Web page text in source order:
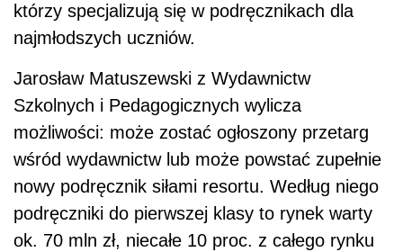
którzy specjalizują się w podręcznikach dla
najmłodszych uczniów.
Jarosław Matuszewski z Wydawnictw
Szkolnych i Pedagogicznych wylicza
możliwości: może zostać ogłoszony przetarg
wśród wydawnictw lub może powstać zupełnie
nowy podręcznik siłami resortu. Według niego
podręczniki do pierwszej klasy to rynek warty
ok. 70 mln zł, niecałe 10 proc. z całego rynku